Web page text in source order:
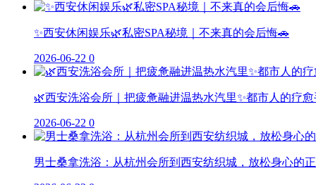
✨西安休闲娱乐🌿私密SPA秘境｜不来真的会后悔🚗
2026-06-22 0
🌿西安洗浴会所｜把疲惫融进温热水汽里✨都市人的疗愈
2026-06-22 0
男士桑拿洗浴：从杭州会所到西安纺织城，放松身心的